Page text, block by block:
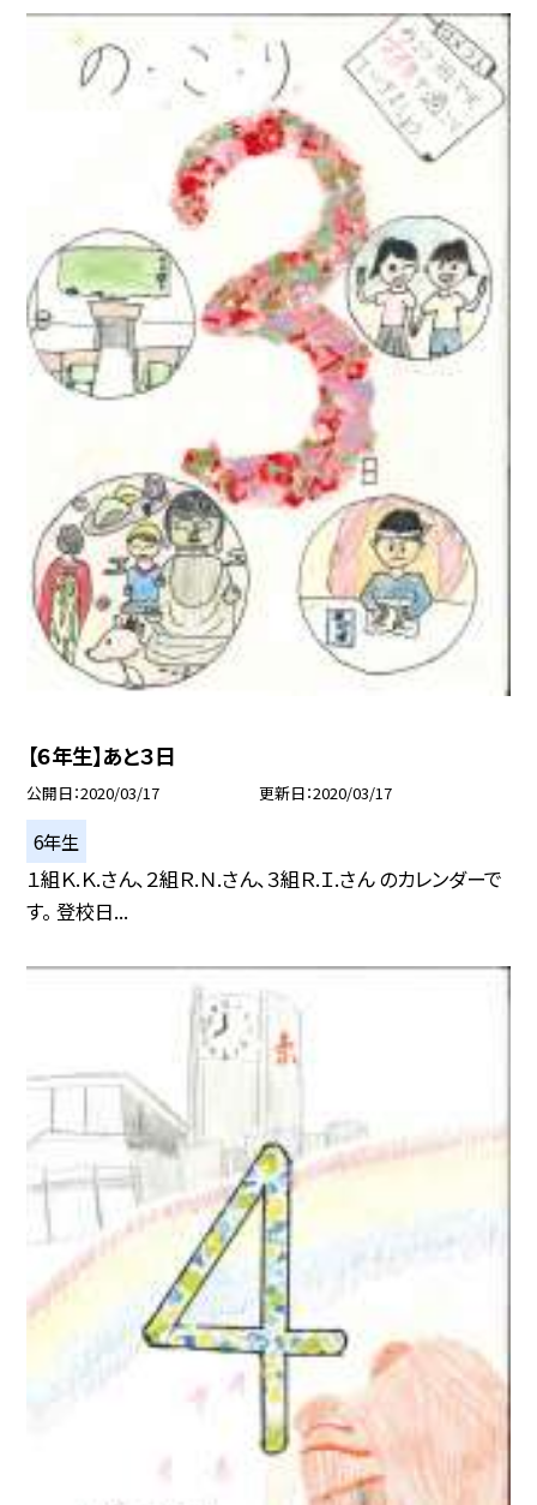
【６年生】あと３日
公開日 2020/03/17 更新日 2020/03/17
6年生
１組Ｋ.Ｋ.さん、２組Ｒ.Ｎ.さん、３組Ｒ.Ｉ.さん のカレンダーで
す。 登校日...